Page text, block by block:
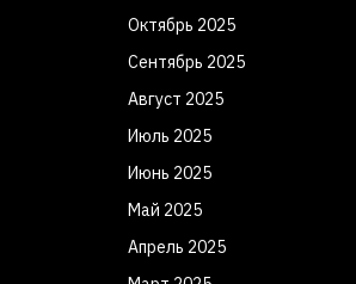
Октябрь 2025
Сентябрь 2025
Август 2025
Июль 2025
Июнь 2025
Май 2025
Апрель 2025